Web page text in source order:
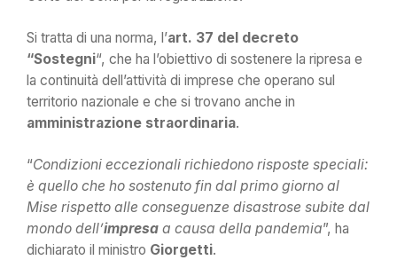
Si tratta di una norma, l’art. 37 del decreto
“Sostegni“, che ha l’obiettivo di sostenere la ripresa e
la continuità dell’attività di imprese che operano sul
territorio nazionale e che si trovano anche in
amministrazione straordinaria.
“Condizioni eccezionali richiedono risposte speciali:
è quello che ho sostenuto fin dal primo giorno al
Mise rispetto alle conseguenze disastrose subite dal
mondo dell’impresa a causa della pandemia”, ha
dichiarato il ministro Giorgetti.